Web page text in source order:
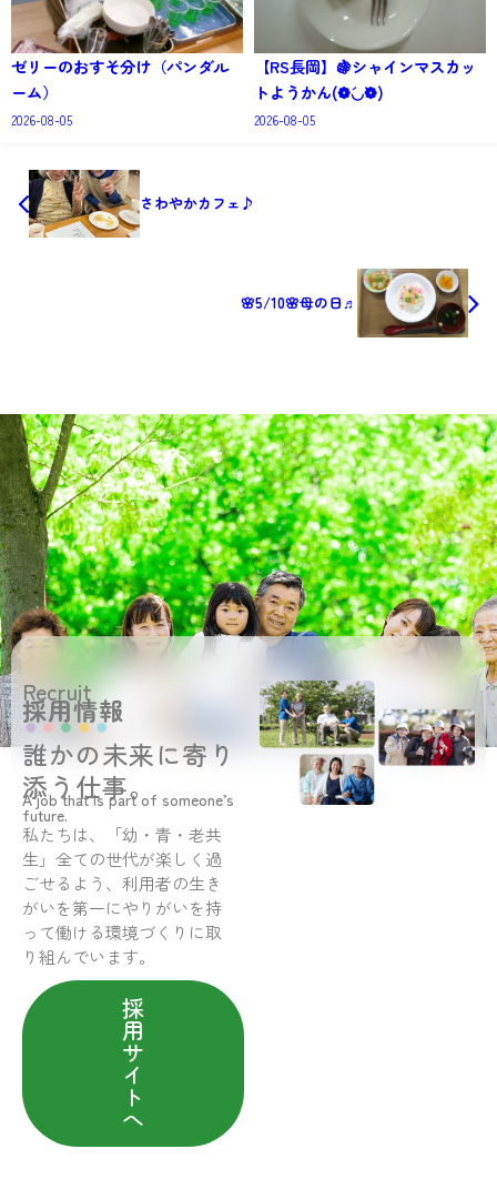
ゼリーのおすそ分け（パンダル
ーム）
2026-08-05
【RS長岡】🍇シャインマスカッ
トようかん(❁´◡`❁)
2026-08-05
さわやかカフェ♪
🌸5/10🌸母の日♬
Recruit
採用情報
誰かの未来に寄り
添う仕事。
A job that is part of someone’s
future.
私たちは、「幼・青・老共
生」全ての世代が楽しく過
ごせるよう、利用者の生き
がいを第一にやりがいを持
って働ける環境づくりに取
り組んでいます。
採
用
サ
イ
ト
へ